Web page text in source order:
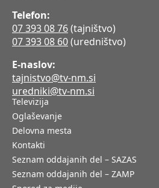
Telefon:
07 393 08 76(tajništvo)
07 393 08 60(uredništvo)
E-naslov:
tajnistvo@tv-nm.si
uredniki@tv-nm.si
Televizija
Oglaševanje
Delovna mesta
Kontakti
Seznam oddajanih del – SAZAS
Seznam oddajanih del – ZAMP